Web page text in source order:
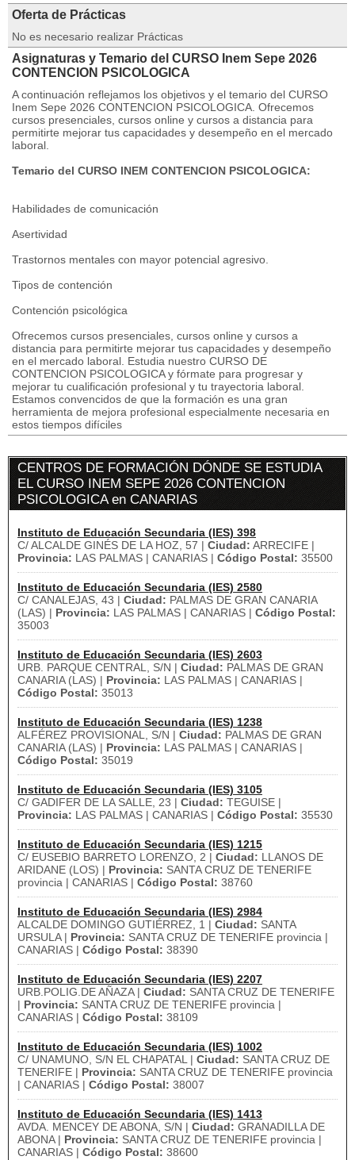
Oferta de Prácticas
No es necesario realizar Prácticas
Asignaturas y Temario del CURSO Inem Sepe 2026
CONTENCION PSICOLOGICA
A continuación reflejamos los objetivos y el temario del CURSO
Inem Sepe 2026 CONTENCION PSICOLOGICA. Ofrecemos
cursos presenciales, cursos online y cursos a distancia para
permitirte mejorar tus capacidades y desempeño en el mercado
laboral.
Temario del CURSO INEM CONTENCION PSICOLOGICA:
Habilidades de comunicación
Asertividad
Trastornos mentales con mayor potencial agresivo.
Tipos de contención
Contención psicológica
Ofrecemos cursos presenciales, cursos online y cursos a
distancia para permitirte mejorar tus capacidades y desempeño
en el mercado laboral. Estudia nuestro CURSO DE
CONTENCION PSICOLOGICA y fórmate para progresar y
mejorar tu cualificación profesional y tu trayectoria laboral.
Estamos convencidos de que la formación es una gran
herramienta de mejora profesional especialmente necesaria en
estos tiempos difíciles
CENTROS DE FORMACIÓN DÓNDE SE ESTUDIA
EL CURSO INEM SEPE 2026 CONTENCION
PSICOLOGICA en CANARIAS
Instituto de Educación Secundaria (IES) 398
C/ ALCALDE GINÉS DE LA HOZ, 57 | Ciudad: ARRECIFE |
Provincia: LAS PALMAS | CANARIAS | Código Postal: 35500
Instituto de Educación Secundaria (IES) 2580
C/ CANALEJAS, 43 | Ciudad: PALMAS DE GRAN CANARIA
(LAS) | Provincia: LAS PALMAS | CANARIAS | Código Postal:
35003
Instituto de Educación Secundaria (IES) 2603
URB. PARQUE CENTRAL, S/N | Ciudad: PALMAS DE GRAN
CANARIA (LAS) | Provincia: LAS PALMAS | CANARIAS |
Código Postal: 35013
Instituto de Educación Secundaria (IES) 1238
ALFÉREZ PROVISIONAL, S/N | Ciudad: PALMAS DE GRAN
CANARIA (LAS) | Provincia: LAS PALMAS | CANARIAS |
Código Postal: 35019
Instituto de Educación Secundaria (IES) 3105
C/ GADIFER DE LA SALLE, 23 | Ciudad: TEGUISE |
Provincia: LAS PALMAS | CANARIAS | Código Postal: 35530
Instituto de Educación Secundaria (IES) 1215
C/ EUSEBIO BARRETO LORENZO, 2 | Ciudad: LLANOS DE
ARIDANE (LOS) | Provincia: SANTA CRUZ DE TENERIFE
provincia | CANARIAS | Código Postal: 38760
Instituto de Educación Secundaria (IES) 2984
ALCALDE DOMINGO GUTIÉRREZ, 1 | Ciudad: SANTA
URSULA | Provincia: SANTA CRUZ DE TENERIFE provincia |
CANARIAS | Código Postal: 38390
Instituto de Educación Secundaria (IES) 2207
URB.POLIG.DE AÑAZA | Ciudad: SANTA CRUZ DE TENERIFE
| Provincia: SANTA CRUZ DE TENERIFE provincia |
CANARIAS | Código Postal: 38109
Instituto de Educación Secundaria (IES) 1002
C/ UNAMUNO, S/N EL CHAPATAL | Ciudad: SANTA CRUZ DE
TENERIFE | Provincia: SANTA CRUZ DE TENERIFE provincia
| CANARIAS | Código Postal: 38007
Instituto de Educación Secundaria (IES) 1413
AVDA. MENCEY DE ABONA, S/N | Ciudad: GRANADILLA DE
ABONA | Provincia: SANTA CRUZ DE TENERIFE provincia |
CANARIAS | Código Postal: 38600